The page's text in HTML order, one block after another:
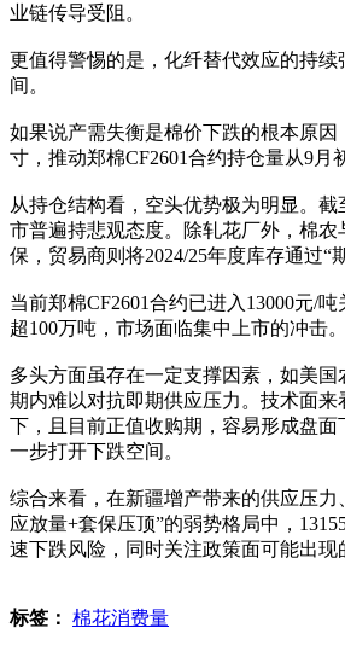
业链传导受阻。
更值得警惕的是，化纤替代效应的持
间。
如果说产需失衡是棉价下跌的根本原
寸，推动郑棉CF2601合约持仓量从9月
从持仓结构看，空头优势极为明显。
市普遍持悲观态度。除轧花厂外，棉
保，贸易商则将2024/25年度库存通过“
当前郑棉CF2601合约已进入13000元/
超100万吨，市场面临集中上市的冲击
多头方面虽存在一定支撑因素，如美
期内难以对抗即期供应压力。技术面来
下，且目前正值收购期，容易形成盘
一步打开下跌空间。
综合来看，在新疆增产带来的供应压
应放量+套保压顶”的弱势格局中，
速下跌风险，同时关注政策面可能出现
标签： 棉花消费量